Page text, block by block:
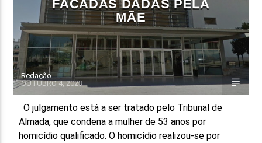
FACADAS DADAS PELA
MÃE
Redação
OUTUBRO 4, 2023
O julgamento está a ser tratado pelo Tribunal de
Almada, que condena a mulher de 53 anos por
homicídio qualificado. O homicídio realizou-se por